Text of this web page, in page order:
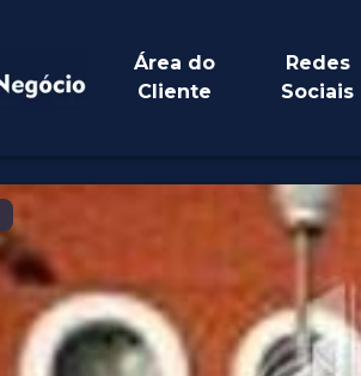
Área do
Cliente
Redes
Sociais